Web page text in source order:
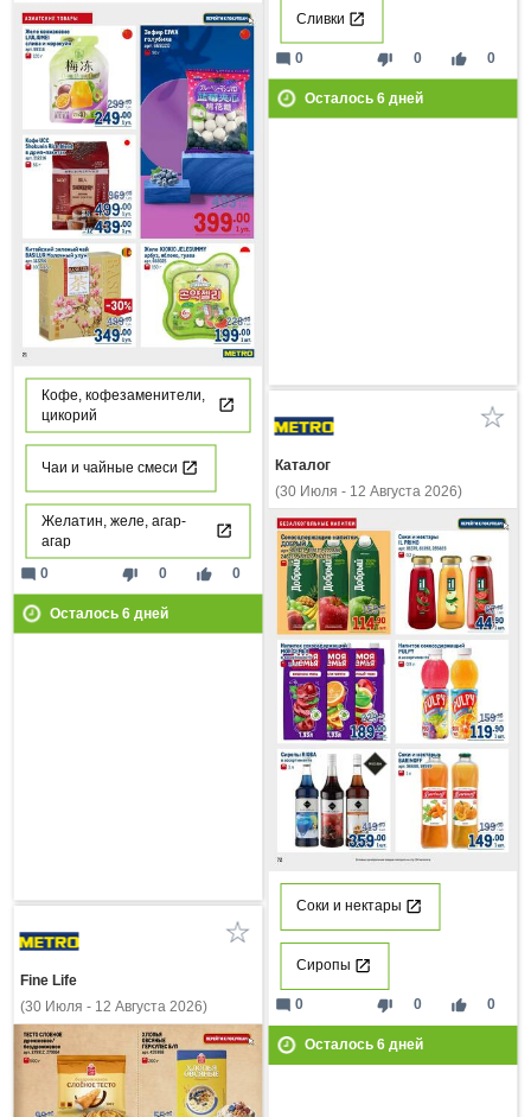
Сливки
thumb_down 0 thumb_up 0
mode_comment 0
Осталось 6дней
Кофе, кофезаменители,
цикорий
Чаи и чайные смеси
Желатин, желе, агар-
агар
thumb_down 0 thumb_up 0
mode_comment 0
Осталось 6дней
Каталог
(30 Июля - 12 Августа 2026)
Соки и нектары
Сиропы
thumb_down 0 thumb_up 0
mode_comment 0
Осталось 6дней
Fine Life
(30 Июля - 12 Августа 2026)